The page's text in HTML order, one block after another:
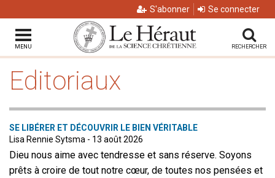
S'abonner Se connecter
MENU RECHERCHER
Editoriaux
SE LIBÉRER ET DÉCOUVRIR LE BIEN VÉRITABLE
Lisa Rennie Sytsma - 13 août 2026
Dieu nous aime avec tendresse et sans réserve. Soyons
prêts à croire de tout notre cœur, de toutes nos pensées et